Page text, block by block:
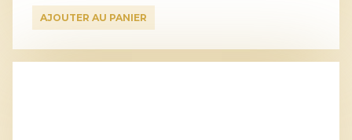
AJOUTER AU PANIER